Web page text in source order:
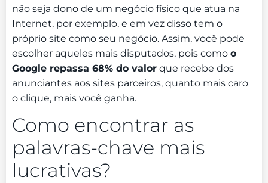
não seja dono de um negócio físico que atua na
Internet, por exemplo, e em vez disso tem o
próprio site como seu negócio. Assim, você pode
escolher aqueles mais disputados, pois como o
Google repassa 68% do valor que recebe dos
anunciantes aos sites parceiros, quanto mais caro
o clique, mais você ganha.
Como encontrar as
palavras-chave mais
lucrativas?